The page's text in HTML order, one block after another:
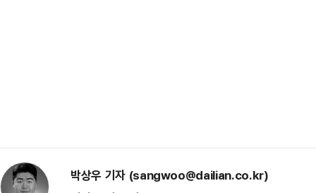
박상우 기자 (sangwoo@dailian.co.kr)